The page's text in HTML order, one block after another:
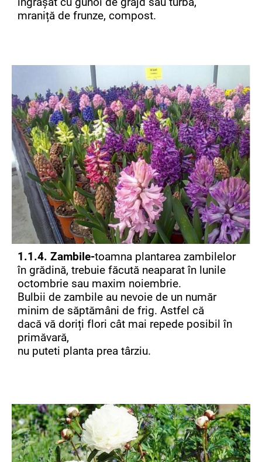
mraniță de frunze, compost.
1.1.4. Zambile-toamna plantarea zambilelor
în grădină, trebuie făcută neaparat în lunile
octombrie sau maxim noiembrie.
Bulbii de zambile au nevoie de un număr
minim de săptămâni de frig. Astfel că
dacă vă doriți flori cât mai repede posibil în
primăvară,
nu puteti planta prea târziu.